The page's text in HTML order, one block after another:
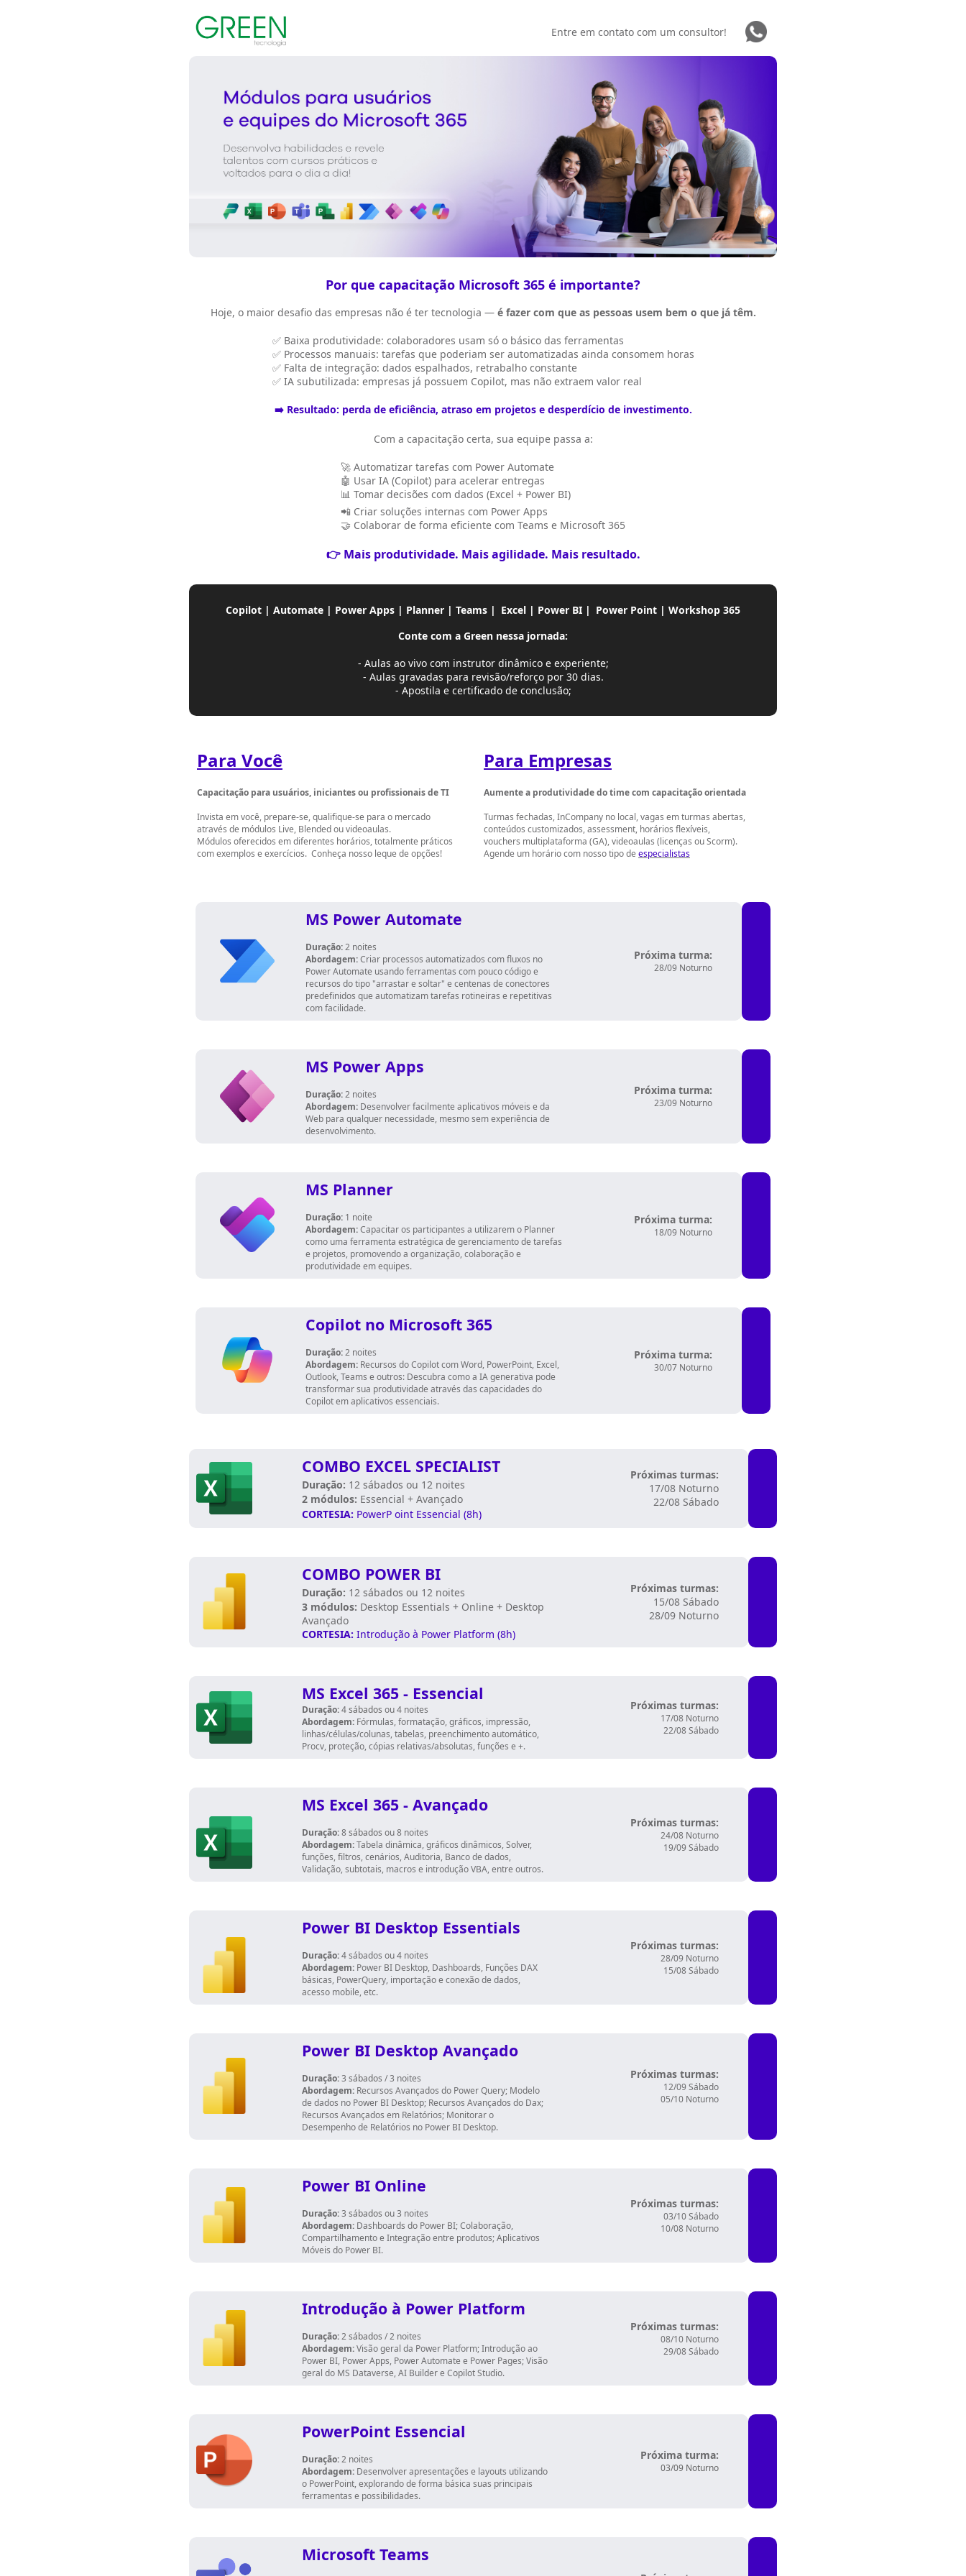
Entre em contato com um consultor!
Por que capacitação Microsoft 365 é importante?
Hoje, o maior desafio das empresas não é ter tecnologia — é fazer com que as pessoas usem bem o que já têm.
✅ Baixa produtividade: colaboradores usam só o básico das ferramentas
✅ Processos manuais: tarefas que poderiam ser automatizadas ainda consomem horas
✅ Falta de integração: dados espalhados, retrabalho constante
✅ IA subutilizada: empresas já possuem Copilot, mas não extraem valor real
➡️ Resultado: perda de eficiência, atraso em projetos e desperdício de investimento.
Com a capacitação certa, sua equipe passa a:
🚀 Automatizar tarefas com Power Automate
🤖 Usar IA (Copilot) para acelerar entregas
📊 Tomar decisões com dados (Excel + Power BI)
📲 Criar soluções internas com Power Apps
🤝 Colaborar de forma eficiente com Teams e Microsoft 365
👉 Mais produtividade. Mais agilidade. Mais resultado.
Copilot | Automate | Power Apps | Planner | Teams | Excel | Power BI | Power Point | Workshop 365
Conte com a Green nessa jornada:
- Aulas ao vivo com instrutor dinâmico e experiente;
- Aulas gravadas para revisão/reforço por 30 dias.
- Apostila e certificado de conclusão;
Para Você Para Empresas
Capacitação para usuários, iniciantes ou profissionais de TI
Invista em você, prepare-se, qualifique-se para o mercado
através de módulos Live, Blended ou videoaulas.
Módulos oferecidos em diferentes horários, totalmente práticos
com exemplos e exercícios. Conheça nosso leque de opções!
Aumente a produtividade do time com capacitação orientada
Turmas fechadas, InCompany no local, vagas em turmas abertas,
conteúdos customizados, assessment, horários flexíveis,
vouchers multiplataforma (GA), videoaulas (licenças ou Scorm).
Agende um horário com nosso tipo de especialistas
MS Power Automate
Duração:2 noites
Abordagem:Criar processos automatizados com fluxos no
Power Automate usando ferramentas com pouco código e
recursos do tipo "arrastar e soltar" e centenas de conectores
predefinidos que automatizam tarefas rotineiras e repetitivas
com facilidade.
Próxima turma:
28/09 Noturno
MS Power Apps
Duração:2 noites
Abordagem: Desenvolver facilmente aplicativos móveis e da
Web para qualquer necessidade, mesmo sem experiência de
desenvolvimento.
Próxima turma:
23/09 Noturno
MS Planner
Duração: 1 noite
Abordagem:Capacitar os participantes a utilizarem o Planner
como uma ferramenta estratégica de gerenciamento de tarefas
e projetos, promovendo a organização, colaboração e
produtividade em equipes.
Próxima turma:
18/09 Noturno
Copilot no Microsoft 365
Duração:2 noites
Abordagem: Recursos do Copilot com Word, PowerPoint, Excel,
Outlook, Teams e outros: Descubra como a IA generativa pode
transformar sua produtividade através das capacidades do
Copilot em aplicativos essenciais.
Próxima turma:
30/07 Noturno
COMBO EXCEL SPECIALIST
Duração: 12 sábados ou 12 noites
2 módulos: Essencial + Avançado
CORTESIA: PowerP oint Essencial (8h)
Próximas turmas:
17/08 Noturno
22/08 Sábado
COMBO POWER BI
Duração: 12 sábados ou 12 noites
3 módulos: Desktop Essentials + Online + Desktop
Avançado
CORTESIA: Introdução à Power Platform (8h)
Próximas turmas:
15/08 Sábado
28/09 Noturno
MS Excel 365 - Essencial
Duração:4sábados ou 4 noites
Abordagem: Fórmulas, formatação, gráficos, impressão,
linhas/células/colunas, tabelas, preenchimento automático,
Procv, proteção, cópias relativas/absolutas, funções e +.
Próximas turmas:
17/08 Noturno
22/08 Sábado
MS Excel 365 - Avançado
Duração:8sábados ou 8 noites
Abordagem:Tabela dinâmica, gráficos dinâmicos, Solver,
funções, filtros, cenários, Auditoria, Banco de dados,
Validação, subtotais, macros e introdução VBA, entre outros.
Próximas turmas:
24/08 Noturno
19/09 Sábado
Power BI Desktop Essentials
Duração:4 sábados ou 4 noites
Abordagem: Power BI Desktop, Dashboards, Funções DAX
básicas, PowerQuery, importação e conexão de dados,
acesso mobile, etc.
Próximas turmas:
28/09 Noturno
15/08 Sábado
Power BI Desktop Avançado
Duração:3 sábados / 3 noites
Abordagem: Recursos Avançados do Power Query; Modelo
de dados no Power BI Desktop; Recursos Avançados do Dax;
Recursos Avançados em Relatórios; Monitorar o
Desempenho de Relatórios no Power BI Desktop.
Próximas turmas:
12/09 Sábado
05/10 Noturno
Power BI Online
Duração:3 sábados ou 3 noites
Abordagem: Dashboards do Power BI; Colaboração,
Compartilhamento e Integração entre produtos; Aplicativos
Móveis do Power BI.
Próximas turmas:
03/10 Sábado
10/08 Noturno
Introdução à Power Platform
Duração:2sábados / 2 noites
Abordagem:Visão geral da Power Platform; Introdução ao
Power BI, Power Apps, Power Automate e Power Pages; Visão
geral do MS Dataverse, AI Builder e Copilot Studio.
Próximas turmas:
08/10 Noturno
29/08 Sábado
PowerPoint Essencial
Duração:2 noites
Abordagem: Desenvolver apresentações e layouts utilizando
o PowerPoint, explorando de forma básica suas principais
ferramentas e possibilidades.
Próxima turma:
03/09 Noturno
Microsoft Teams